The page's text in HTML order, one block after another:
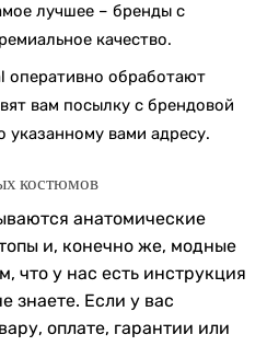
лучшее – бренды с
качество.
обработают
вам посылку с брендовой
вами адресу.
костюмов
анатомические
и, конечно же, модные
что у нас есть инструкция
знаете. Если у вас
оплате, гарантии или